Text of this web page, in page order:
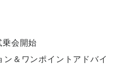
会開始
＆ワンポイントアドバイ